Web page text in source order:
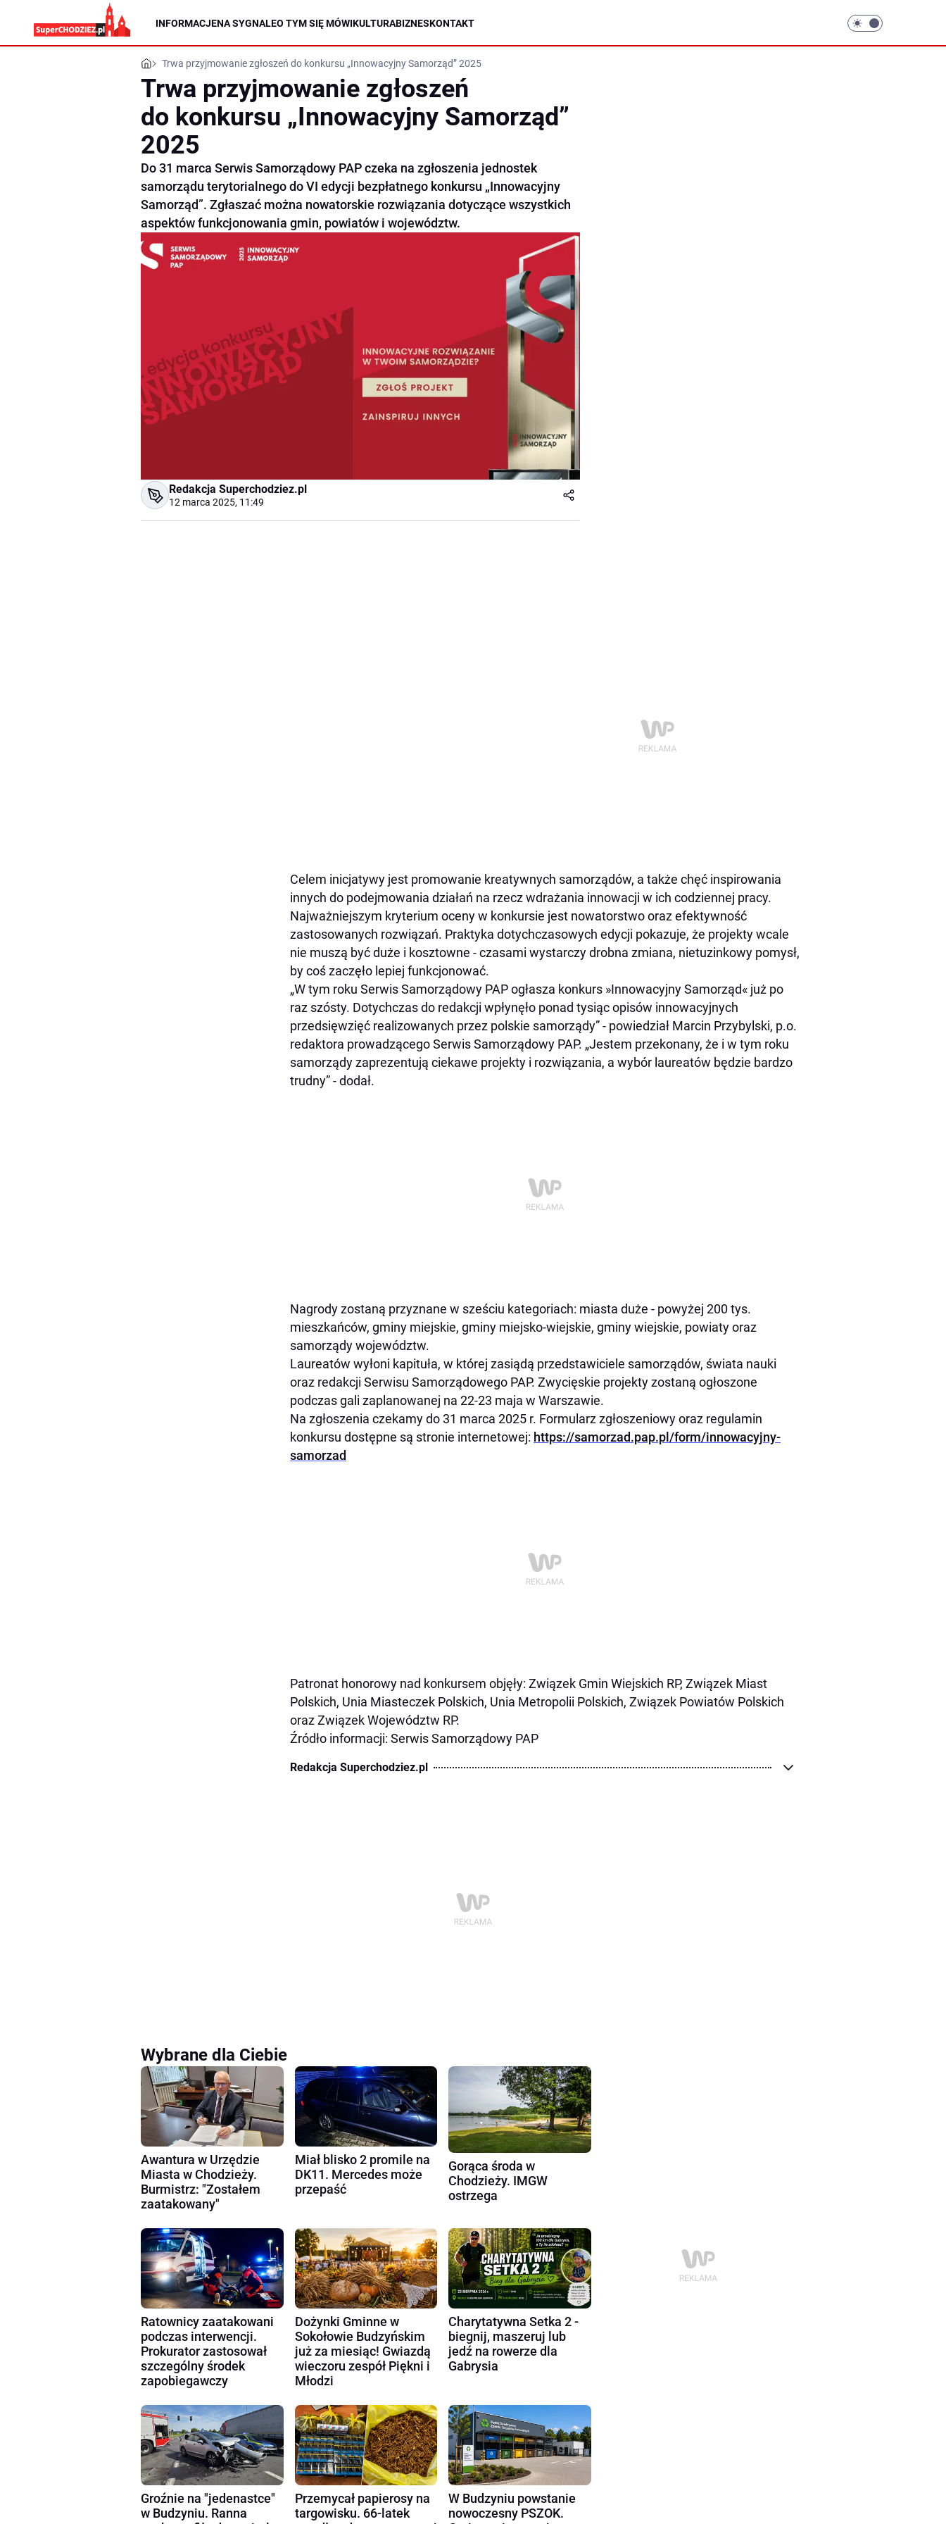
INFORMACJENA SYGNALEO TYM SIĘ MÓWIKULTURABIZNESKONTAKT
Trwa przyjmowanie zgłoszeń do konkursu „Innowacyjny Samorząd” 2025
Trwa przyjmowanie zgłoszeń
do konkursu „Innowacyjny Samorząd”
2025
Do 31 marca Serwis Samorządowy PAP czeka na zgłoszenia jednostek
samorządu terytorialnego do VI edycji bezpłatnego konkursu „Innowacyjny
Samorząd”. Zgłaszać można nowatorskie rozwiązania dotyczące wszystkich
aspektów funkcjonowania gmin, powiatów i województw.
Redakcja Superchodziez.pl
12 marca 2025, 11:49
Celem inicjatywy jest promowanie kreatywnych samorządów, a także chęć inspirowania
innych do podejmowania działań na rzecz wdrażania innowacji w ich codziennej pracy.
Najważniejszym kryterium oceny w konkursie jest nowatorstwo oraz efektywność
zastosowanych rozwiązań. Praktyka dotychczasowych edycji pokazuje, że projekty wcale
nie muszą być duże i kosztowne - czasami wystarczy drobna zmiana, nietuzinkowy pomysł,
by coś zaczęło lepiej funkcjonować.
„W tym roku Serwis Samorządowy PAP ogłasza konkurs »Innowacyjny Samorząd« już po
raz szósty. Dotychczas do redakcji wpłynęło ponad tysiąc opisów innowacyjnych
przedsięwzięć realizowanych przez polskie samorządy” - powiedział Marcin Przybylski, p.o.
redaktora prowadzącego Serwis Samorządowy PAP. „Jestem przekonany, że i w tym roku
samorządy zaprezentują ciekawe projekty i rozwiązania, a wybór laureatów będzie bardzo
trudny” - dodał.
Nagrody zostaną przyznane w sześciu kategoriach: miasta duże - powyżej 200 tys.
mieszkańców, gminy miejskie, gminy miejsko-wiejskie, gminy wiejskie, powiaty oraz
samorządy województw.
Laureatów wyłoni kapituła, w której zasiądą przedstawiciele samorządów, świata nauki
oraz redakcji Serwisu Samorządowego PAP. Zwycięskie projekty zostaną ogłoszone
podczas gali zaplanowanej na 22-23 maja w Warszawie.
Na zgłoszenia czekamy do 31 marca 2025 r. Formularz zgłoszeniowy oraz regulamin
konkursu dostępne są stronie internetowej: https://samorzad.pap.pl/form/innowacyjny-
samorzad
Patronat honorowy nad konkursem objęły: Związek Gmin Wiejskich RP, Związek Miast
Polskich, Unia Miasteczek Polskich, Unia Metropolii Polskich, Związek Powiatów Polskich
oraz Związek Województw RP.
Źródło informacji: Serwis Samorządowy PAP
Redakcja Superchodziez.pl
Wybrane dla Ciebie
Awantura w Urzędzie
Miasta w Chodzieży.
Burmistrz: "Zostałem
zaatakowany"
Miał blisko 2 promile na
DK11. Mercedes może
przepaść
Gorąca środa w
Chodzieży. IMGW
ostrzega
Ratownicy zaatakowani
podczas interwencji.
Prokurator zastosował
szczególny środek
zapobiegawczy
Dożynki Gminne w
Sokołowie Budzyńskim
już za miesiąc! Gwiazdą
wieczoru zespół Piękni i
Młodzi
Charytatywna Setka 2 -
biegnij, maszeruj lub
jedź na rowerze dla
Gabrysia
Groźnie na "jedenastce"
w Budzyniu. Ranna
Przemycał papierosy na
targowisku. 66-latek
W Budzyniu powstanie
nowoczesny PSZOK.